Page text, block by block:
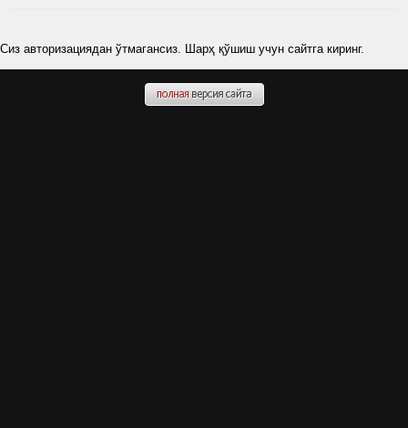
Сиз авторизациядан ўтмагансиз. Шарҳ қўшиш учун сайтга киринг.